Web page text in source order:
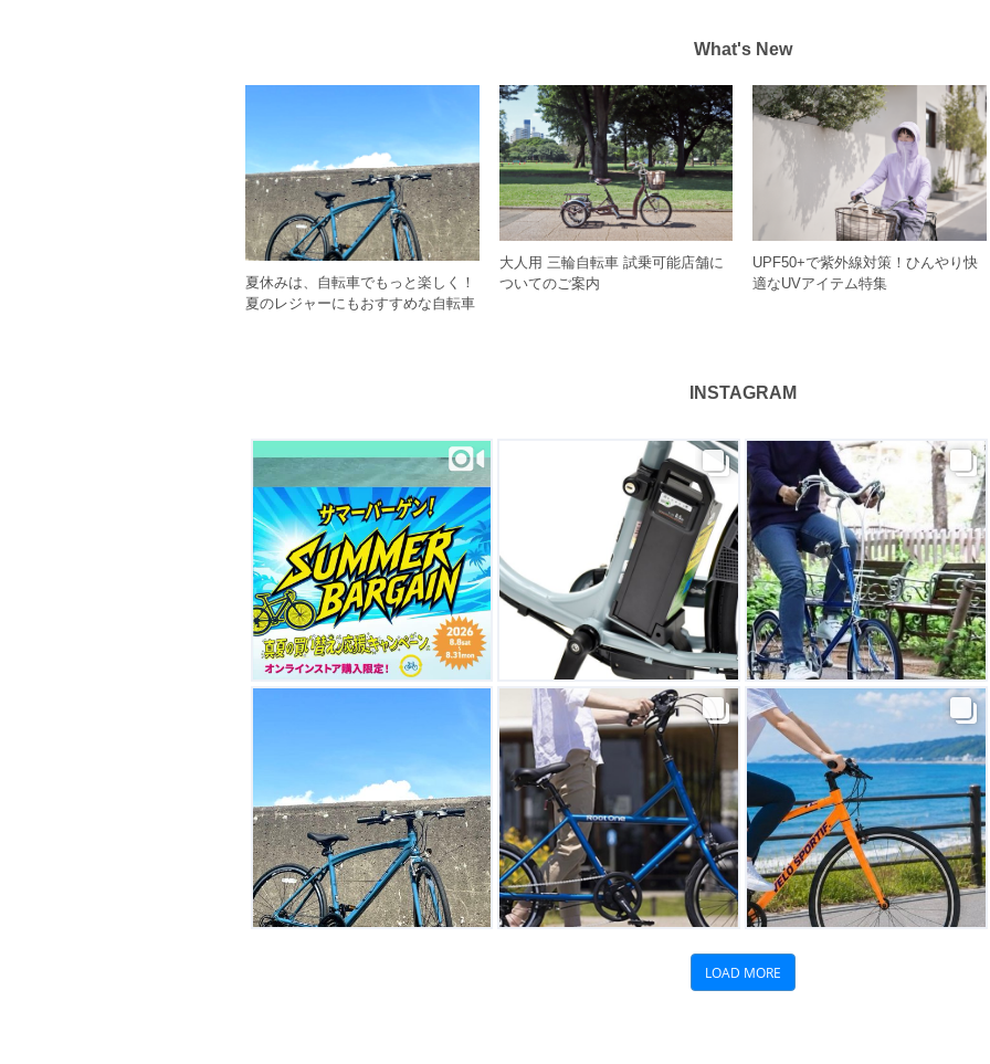
What's New
夏休みは、自転車でもっと楽しく！
夏のレジャーにもおすすめな自転車
大人用 三輪自転車 試乗可能店舗に
ついてのご案内
UPF50+で紫外線対策！ひんやり快
適なUVアイテム特集
INSTAGRAM